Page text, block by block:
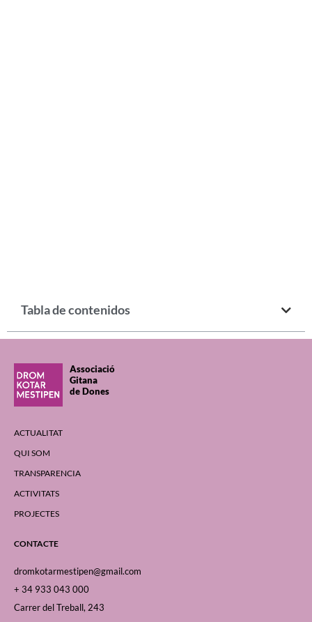
Tabla de contenidos
Associació
Gitana
de Dones
ACTUALITAT
QUI SOM
TRANSPARENCIA
ACTIVITATS
PROJECTES
CONTACTE
dromkotarmestipen@gmail.com
+ 34 933 043 000
Carrer del Treball, 243